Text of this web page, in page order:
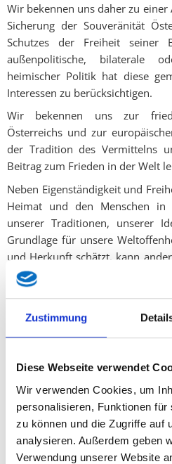
Zustimmung
Diese Webseite verwendet
Wir verwenden Cookies, um
personalisieren, Funktionen
zu können und die Zugriffe auf
analysieren. Außerdem geben
Verwendung unserer Website
Wir bekennen uns daher zu
Sicherung der Souveränität
Schutzes der Freiheit seiner
außenpolitische, bilaterale
heimischer Politik hat diese
Interessen zu berücksichtigen.
Wir bekennen uns zur
Österreichs und zur
der Tradition des Vermittelns
Beitrag zum Frieden in der Welt
Neben Eigenständigkeit und
Heimat und den Menschen in
unserer Traditionen, unserer
Grundlage für unsere
und Herkunft schätzt, kann
oder sich nötigenfalls ihrer
unsere eigene Kultur
Grundprinzip österreichischer
Österreich ist Anwalt der
Südtiroler und vertritt die
deutscher Muttersprache aus
k.u.k. Monarchie. Wir
bekennen uns zum
Unterstützung der